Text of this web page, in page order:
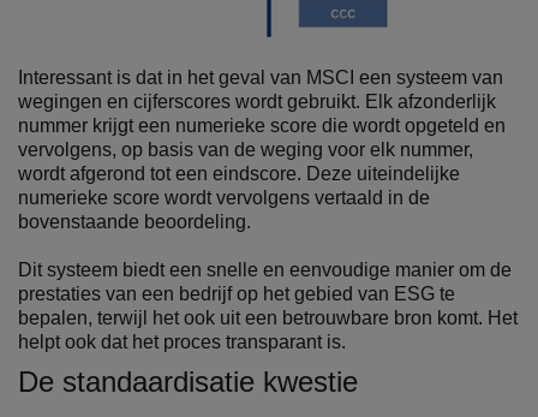
Interessant is dat in het geval van MSCI een systeem van
wegingen en cijferscores wordt gebruikt. Elk afzonderlijk
nummer krijgt een numerieke score die wordt opgeteld en
vervolgens, op basis van de weging voor elk nummer,
wordt afgerond tot een eindscore. Deze uiteindelijke
numerieke score wordt vervolgens vertaald in de
bovenstaande beoordeling.
Dit systeem biedt een snelle en eenvoudige manier om de
prestaties van een bedrijf op het gebied van ESG te
bepalen, terwijl het ook uit een betrouwbare bron komt. Het
helpt ook dat het proces transparant is.
De standaardisatie kwestie